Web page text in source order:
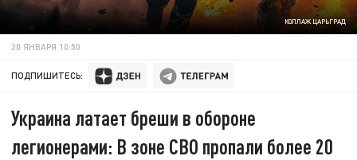
КОЛЛАЖ ЦАРЬГРАД
30 ЯНВАРЯ 10:50
ПОДПИШИТЕСЬ:
Украина латает бреши в обороне
легионерами: В зоне СВО пропали более 20